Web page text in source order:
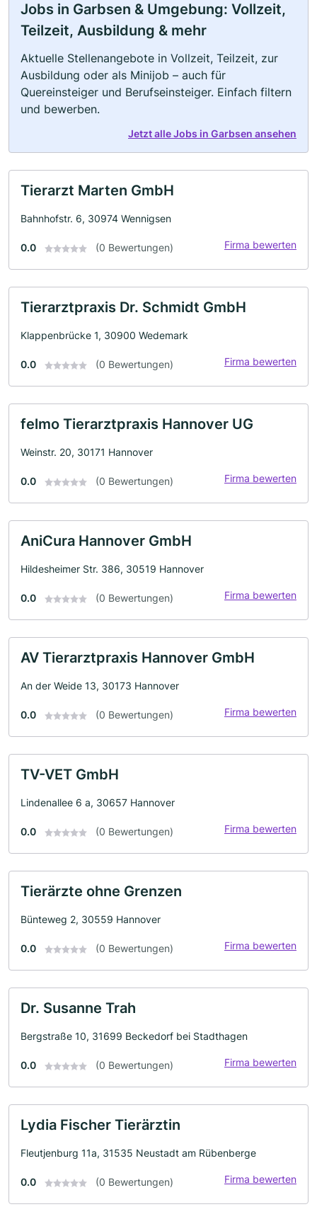
Jobs in Garbsen & Umgebung: Vollzeit,
Teilzeit, Ausbildung & mehr
Aktuelle Stellenangebote in Vollzeit, Teilzeit, zur
Ausbildung oder als Minijob – auch für
Quereinsteiger und Berufseinsteiger. Einfach filtern
und bewerben.
Jetzt alle Jobs in Garbsen ansehen
Tierarzt Marten GmbH
Bahnhofstr. 6, 30974 Wennigsen
0.0 (0 Bewertungen) Firma bewerten
Tierarztpraxis Dr. Schmidt GmbH
Klappenbrücke 1, 30900 Wedemark
0.0 (0 Bewertungen) Firma bewerten
felmo Tierarztpraxis Hannover UG
Weinstr. 20, 30171 Hannover
0.0 (0 Bewertungen) Firma bewerten
AniCura Hannover GmbH
Hildesheimer Str. 386, 30519 Hannover
0.0 (0 Bewertungen) Firma bewerten
AV Tierarztpraxis Hannover GmbH
An der Weide 13, 30173 Hannover
0.0 (0 Bewertungen) Firma bewerten
TV-VET GmbH
Lindenallee 6 a, 30657 Hannover
0.0 (0 Bewertungen) Firma bewerten
Tierärzte ohne Grenzen
Bünteweg 2, 30559 Hannover
0.0 (0 Bewertungen) Firma bewerten
Dr. Susanne Trah
Bergstraße 10, 31699 Beckedorf bei Stadthagen
0.0 (0 Bewertungen) Firma bewerten
Lydia Fischer Tierärztin
Fleutjenburg 11a, 31535 Neustadt am Rübenberge
0.0 (0 Bewertungen) Firma bewerten